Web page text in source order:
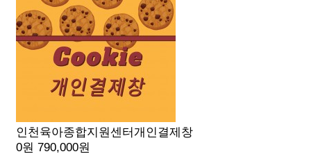
인천육아종합지원센터개인결제창
0원 790,000원